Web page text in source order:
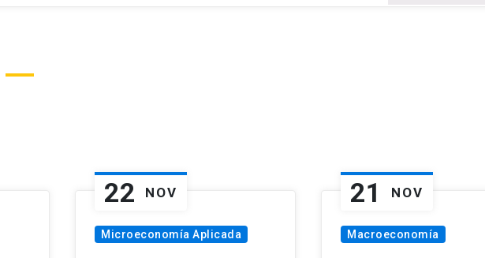
22 NOV
Microeconomía Aplicada
21 NOV
Macroeconomía